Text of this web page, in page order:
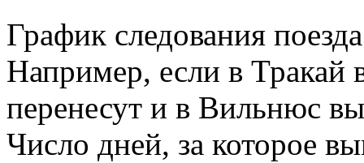
График следования
Например, если в Тракай
перенесут и в Вильнюс
Число дней, за которое